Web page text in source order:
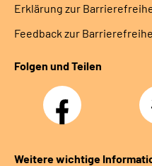
Erklärung zur
Feedback zur
Folgen und Teilen
Facebook
Weitere wichtige